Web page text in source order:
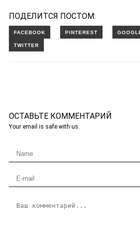
ПОДЕЛИТСЯ ПОСТОМ:
ОСТАВЬТЕ КОММЕНТАРИЙ
Your email is safe with us.